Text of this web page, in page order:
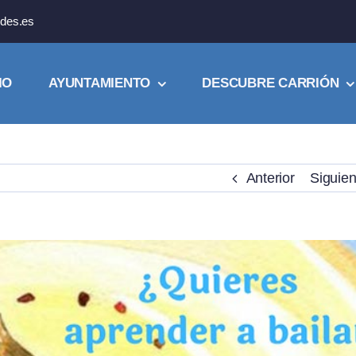
AYUNTAMIENTO DESCUBRE CARRIÓN
Anterior